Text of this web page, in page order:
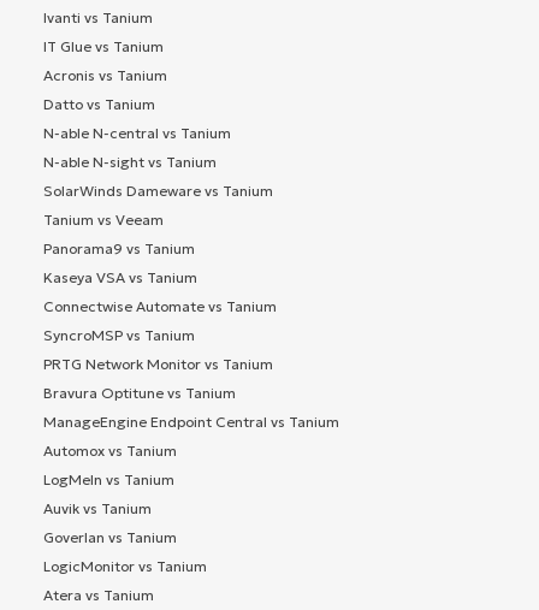
Ivanti vs Tanium
IT Glue vs Tanium
Acronis vs Tanium
Datto vs Tanium
N-able N-central vs Tanium
N-able N-sight vs Tanium
SolarWinds Dameware vs Tanium
Tanium vs Veeam
Panorama9 vs Tanium
Kaseya VSA vs Tanium
Connectwise Automate vs Tanium
SyncroMSP vs Tanium
PRTG Network Monitor vs Tanium
Bravura Optitune vs Tanium
ManageEngine Endpoint Central vs Tanium
Automox vs Tanium
LogMeIn vs Tanium
Auvik vs Tanium
Goverlan vs Tanium
LogicMonitor vs Tanium
Atera vs Tanium